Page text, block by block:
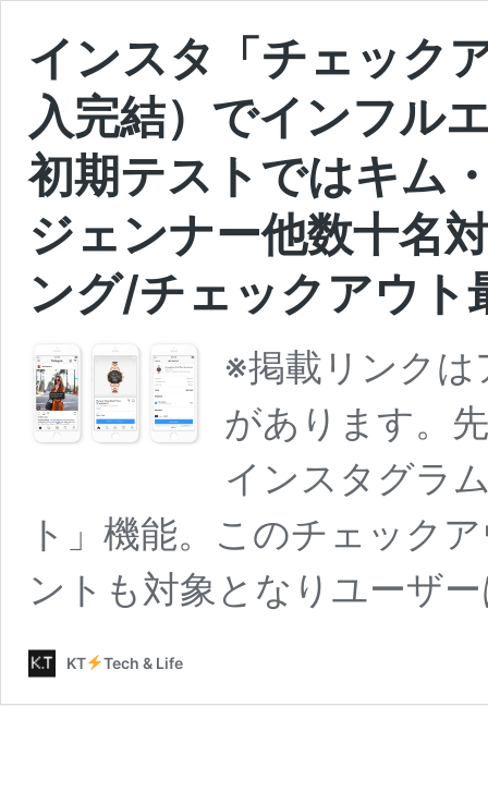
インスタ「チェック
入完結）でインフル
初期テストではキム
ジェンナー他数十名
ング/チェックアウト
※掲載リンクは
があります。
インスタグラ
ト」機能。このチェック
ントも対象となりユーザ
KT Tech & Life